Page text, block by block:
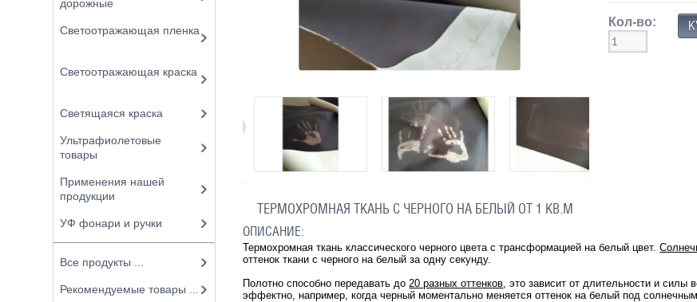
Кол-во:
ТЕРМОХРОМНАЯ ТКАНЬ С ЧЕРНОГО НА БЕЛЫЙ ОТ 1 КВ.М
ОПИСАНИЕ:
Термохромная ткань классического черного цвета с трансформацией на белый цвет.
оттенок ткани с черного на белый за одну секунду.
Полотно способно передавать до 20 разных оттенков , это зависит от длительности и
эффектно, например, когда черный моментально меняется оттенок на белый под
дорожные
Светоотражающая пленка
Светоотражающая краска
Светящаяся краска
Ультрафиолетовые
товары
Применения нашей
продукции
УФ фонари и ручки
Все продукты ...
Рекомендуемые товары ...